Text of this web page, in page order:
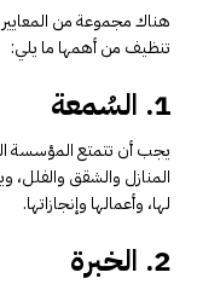
هناك مجموعة من
تنظيف من أهمها ما يلي:
1. السُمعة
يجب أن تتمتع المؤسسة
المنازل والشقق والفلل،
لها، وأعمالها وإنجازاتها.
2. الخبرة